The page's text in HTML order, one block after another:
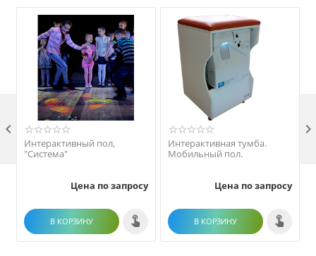
Интерактивный пол,
"Система"
Цена по запросу
В КОРЗИНУ
Интерактивная тумба.
Мобильный пол.
Цена по запросу
В КОРЗИНУ
 